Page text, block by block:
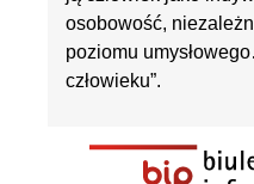
osobowość,
poziomu
człowieku”.